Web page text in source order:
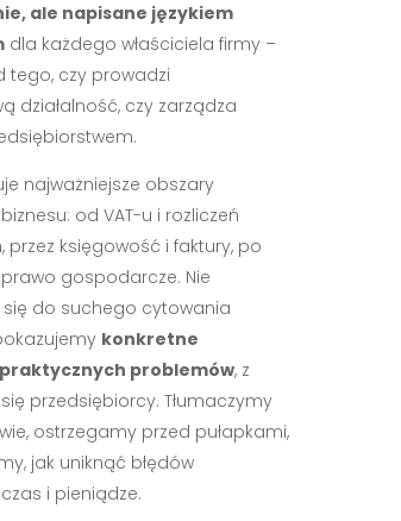
ale napisane językiem
dla każdego właściciela firmy –
tego, czy prowadzi
działalność, czy zarządza
najważniejsze obszary
od VAT-u i rozliczeń
przez księgowość i faktury, po
prawo gospodarcze. Nie
do suchego cytowania
konkretne
problemów, z
przedsiębiorcy. Tłumaczymy
ostrzegamy przed pułapkami,
jak uniknąć błędów
i pieniądze.